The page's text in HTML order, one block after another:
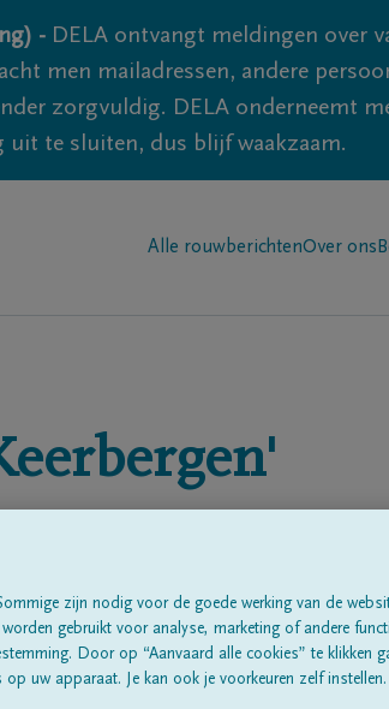
- DELA ontvangt meldingen over
men mailadressen, andere
zorgvuldig. DELA onderneemt
te sluiten, dus blijf waakzaam.
Alle rouwberichtenOver ons
zijn nodig voor de goede werking van de
gebruikt voor analyse, marketing of andere
Door op “Aanvaard alle cookies” te klikken
uw apparaat. Je kan ook je voorkeuren zelf instellen.